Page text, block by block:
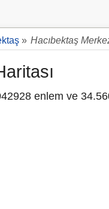
» Hacıbektaş
enlem ve